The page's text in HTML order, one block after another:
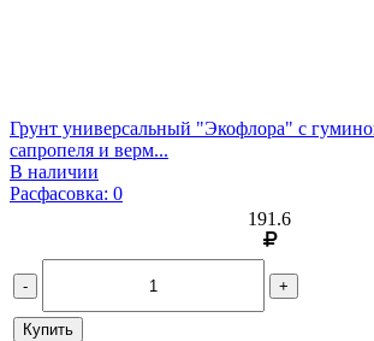
Грунт универсальный "Экофлора" с
сапропеля и верм...
В наличии
Расфасовка: 0
191.6
- +
Купить